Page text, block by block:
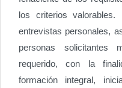
los criterios valorables.
entrevistas personales,
personas solicitantes
requerido, con la
formación integral,